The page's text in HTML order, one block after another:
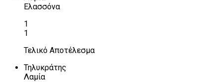
Ελασσόνα
1
1
Τελικό Αποτέλεσμα
Τηλυκράτης
Λαμία